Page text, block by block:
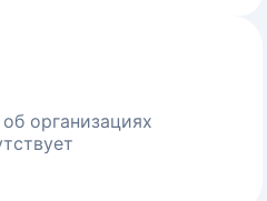
организациях